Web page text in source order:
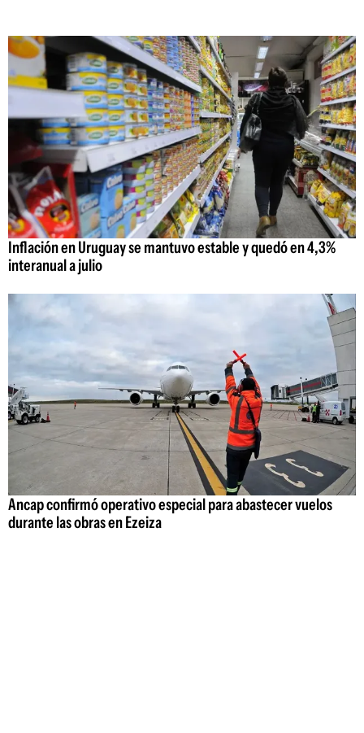
Inflación en Uruguay se mantuvo estable y quedó en 4,3%
interanual a julio
Ancap confirmó operativo especial para abastecer vuelos
durante las obras en Ezeiza